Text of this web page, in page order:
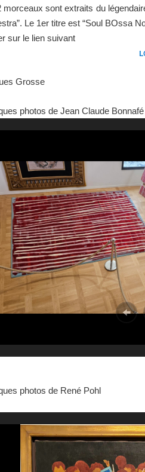
morceaux sont extraits du
Le 1er titre est “Soul BOssa
sur le lien suivant
Grosse
photos de Jean Claude Bonnafé
photos de René Pohl